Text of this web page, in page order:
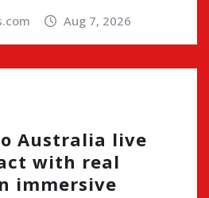
Aug 7, 2026
Australia live
with real
immersive